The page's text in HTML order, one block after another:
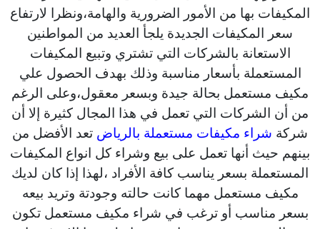
المكيفات بها من الأمور الضرورية والهامة،ونظرا لارتفاع
سعر المكيفات الجديدة يلجأ العديد من المواطنين
الاستعانة بالشركات التي تشتري وتبيع المكيفات
المستعملة بأسعار مناسبة وذلك بهدف الحصول علي
مكيف مستعمل بحالة جيدة وبسعر معقول،وعلى الرغم
من أن الشركات التي تعمل في هذا المجال كثيرة إلا أن
شركة شراء مكيفات مستعملة بالرياض تعد الأفضل من
بينهم حيث أنها تعمل على بيع وشراء كل انواع المكيفات
المستعملة بسعر يناسب كافة الأفراد ،لهذا إذا كان لديك
مكيف مستعمل مهما كانت حالته وجودتة وتريد بيعه
بسعر مناسب أو ترغب في شراء مكيف مستعمل تكون